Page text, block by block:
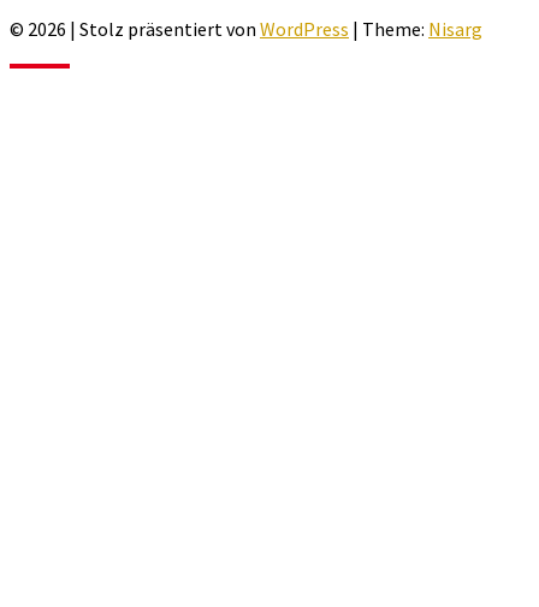
© 2026 | Stolz präsentiert von WordPress | Theme: Nisarg